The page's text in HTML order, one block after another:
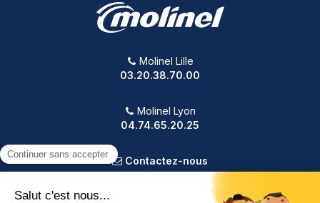
Molinel Lille
03.20.38.70.00
Molinel Lyon
04.74.65.20.25
Contactez-nous